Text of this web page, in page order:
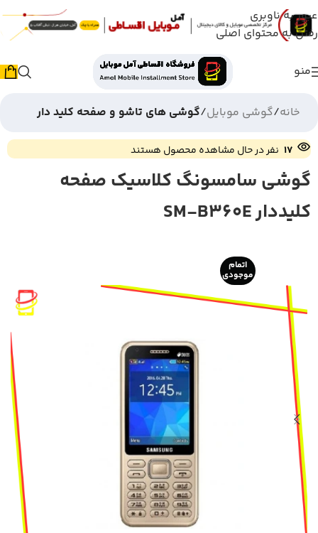
عبور به ناوبری
رفتن به محتوای اصلی
منو
خانه گوشی موبایل گوشی های تاشو و صفحه کلید دار
17 نفر در حال مشاهده محصول هستند
گوشی سامسونگ کلاسیک صفحه
کلیددار SM-B360E
اتمام
موجودی